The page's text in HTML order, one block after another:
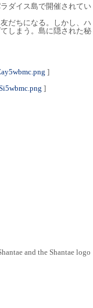
ダイス島で開催されてい
だちになる。しかし、ハ
しまう。島に隠された秘
]
]
and the Shantae logo